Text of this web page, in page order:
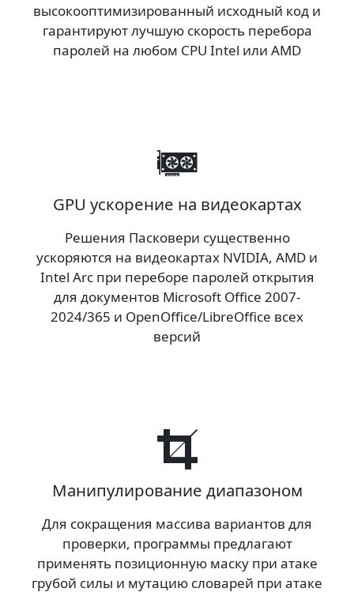
высокооптимизированный исходный код и
гарантируют лучшую скорость перебора
паролей на любом CPU Intel или AMD
GPU ускорение на видеокартах
Решения Пасковери существенно
ускоряются на видеокартах NVIDIA, AMD и
Intel Arc при переборе паролей открытия
для документов Microsoft Office 2007-
2024/365 и OpenOffice/LibreOffice всех
версий
Манипулирование диапазоном
Для сокращения массива вариантов для
проверки, программы предлагают
применять позиционную маску при атаке
грубой силы и мутацию словарей при атаке